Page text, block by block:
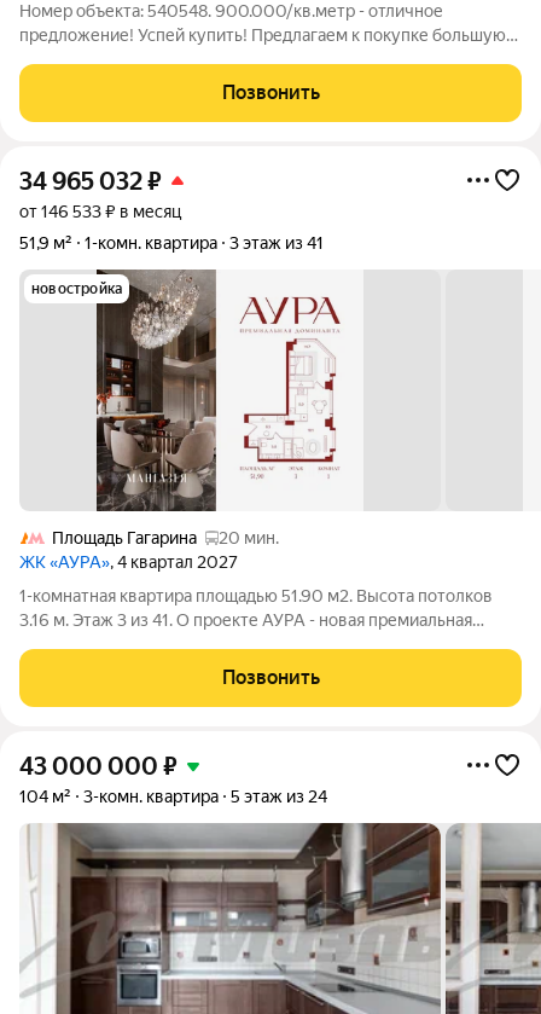
Номер объекта: 540548. 900.000/кв.метр - отличное
предложение! Успей купить! Предлагаем к покупке большую
характеристиками. На видовых15-16 этажах с грамотно
продуманным планировочным решением,
Позвонить
34 965 032₽
от 146 533 ₽ в месяц
51,9 м²
1-комн. квартира 3 этаж из 41
новостройка
Площадь Гагарина
20 мин.
ЖК «АУРА», 4 квартал 2027
1-комнатная квартира площадью 51.90 м2. Высота потолков
3.16 м. Этаж 3 из 41. О проекте АУРА - новая премиальная
состоит из 42-этажной Бронзовой башни и 41-этажной
Серебряной. Рядом расположены
Позвонить
43 000 000 ₽
104 м² 3-комн. квартира 5 этаж из 24